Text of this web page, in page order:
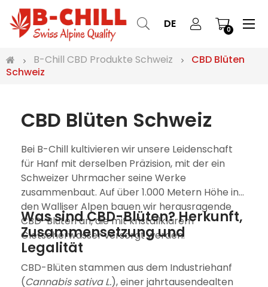
DE 0 ☰
B-Chill CBD Produkte Schweiz
CBD Blüten
Schweiz
CBD Blüten Schweiz
Bei B-Chill kultivieren wir unsere Leidenschaft
für Hanf mit derselben Präzision, mit der ein
Schweizer Uhrmacher seine Werke
zusammenbaut. Auf über 1.000 Metern Höhe in
den Walliser Alpen bauen wir herausragende
CBD-Blüten an, die mit kristallklarem
Gletscherwasser versorgt werden.
Was sind CBD-Blüten? Herkunft,
Zusammensetzung und
Legalität
CBD-Blüten stammen aus dem Industriehanf
(Cannabis sativa L.), einer jahrtausendealten